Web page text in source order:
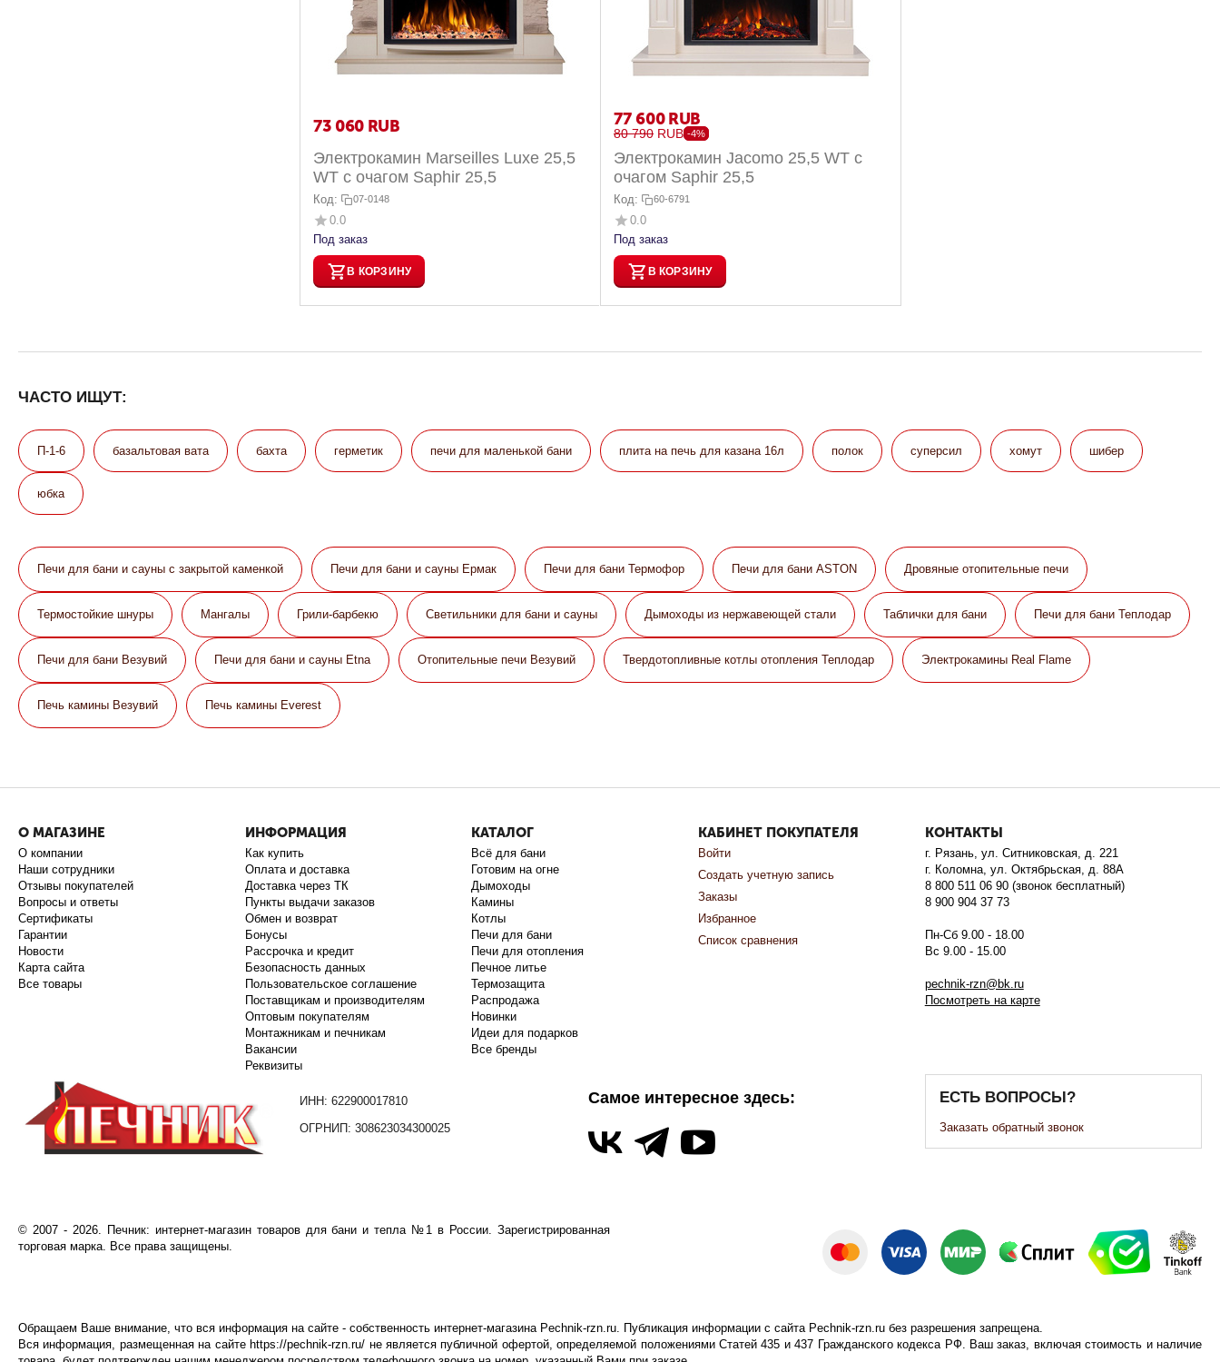
73 060 RUB
Электрокамин Marseilles Luxe 25,5
WT с очагом Saphir 25,5
Код: 07-0148
0.0
Под заказ
В КОРЗИНУ
77 600 RUB
80 790 RUB -4%
Электрокамин Jacomo 25,5 WT с
очагом Saphir 25,5
Код: 60-6791
0.0
Под заказ
В КОРЗИНУ
ЧАСТО ИЩУТ:
П-1-6 базальтовая вата бахта герметик печи для маленькой бани плита на печь для казана 16л полок суперсил хомут шибер
юбка
Печи для бани и сауны с закрытой каменкой Печи для бани и сауны Eрмак Печи для бани Термофор Печи для бани ASTON Дровяные отопительные печи
Термостойкие шнуры Мангалы Грили-барбекю Светильники для бани и сауны Дымоходы из нержавеющей стали Таблички для бани Печи для бани Теплодар
Печи для бани Везувий Печи для бани и сауны Etna Отопительные печи Везувий Твердотопливные котлы отопления Теплодар Электрокамины Real Flame
Печь камины Везувий Печь камины Everest
О МАГАЗИНЕ
О компании
Наши сотрудники
Отзывы покупателей
Вопросы и ответы
Сертификаты
Гарантии
Новости
Карта сайта
Все товары
ИНФОРМАЦИЯ
Как купить
Оплата и доставка
Доставка через ТК
Пункты выдачи заказов
Обмен и возврат
Бонусы
Рассрочка и кредит
Безопасность данных
Пользовательское соглашение
Поставщикам и производителям
Оптовым покупателям
Монтажникам и печникам
Вакансии
Реквизиты
КАТАЛОГ
Всё для бани
Готовим на огне
Дымоходы
Камины
Котлы
Печи для бани
Печи для отопления
Печное литье
Термозащита
Распродажа
Новинки
Идеи для подарков
Все бренды
КАБИНЕТ ПОКУПАТЕЛЯ
Войти
Создать учетную запись
Заказы
Избранное
Список сравнения
КОНТАКТЫ
г. Рязань, ул. Ситниковская, д. 221
г. Коломна, ул. Октябрьская, д. 88А
8 800 511 06 90 (звонок бесплатный)
8 900 904 37 73
Пн-Сб 9.00 - 18.00
Вс 9.00 - 15.00
pechnik-rzn@bk.ru
Посмотреть на карте
ИНН: 622900017810
ОГРНИП: 308623034300025
Самое интересное здесь: ЕСТЬ ВОПРОСЫ?
Заказать обратный звонок
©️ 2007- 2026. Печник: интернет-магазин товаров для бани и тепла №1 в России. Зарегистрированная
торговая марка. Все права защищены.
Обращаем Ваше внимание, что вся информация на сайте - собственность интернет-магазина Pechnik-rzn.ru. Публикация информации с сайта Pechnik-rzn.ru без разрешения запрещена.
Вся информация, размещенная на сайте https://pechnik-rzn.ru/ не является публичной офертой, определяемой положениями Статей 435 и 437 Гражданского кодекса РФ. Ваш заказ, включая стоимость и наличие